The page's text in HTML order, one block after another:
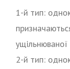
1-й тип:
2-й тип: